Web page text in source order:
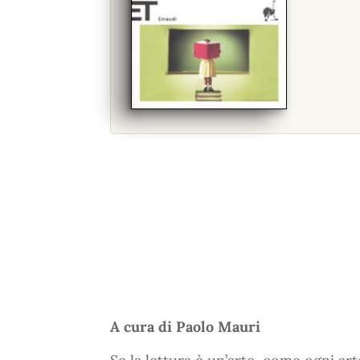
A cura di Paolo Mauri